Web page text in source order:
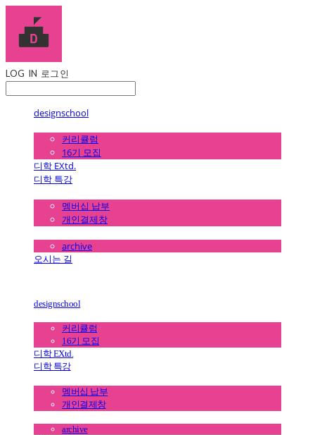
LOG IN 로그인
designschool
커리큘럼
16기 모집
디학 EXtd.
디학 특강
멤버십 납부
개인결제창
archive
오시는 길
designschool
커리큘럼
16기 모집
디학 EXtd.
디학 특강
멤버십 납부
개인결제창
archive